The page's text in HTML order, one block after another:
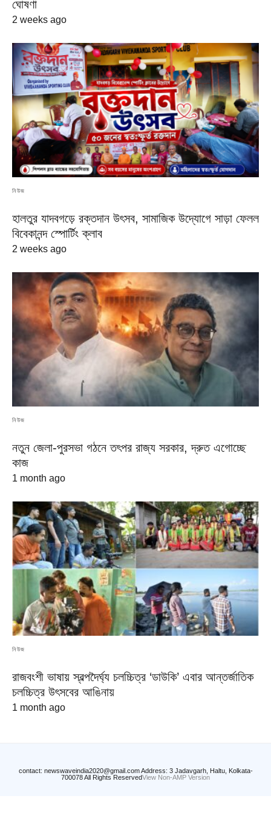
ঘোষণা
2 weeks ago
নিউজ
হালতুর যাদবগড়ে রক্তদান উৎসব, সামাজিক উদ্যোগে সাড়া ফেলল
বিবেকানন্দ স্পোর্টিং ক্লাব
2 weeks ago
নিউজ
নতুন জেলা-পুরসভা গঠনে তৎপর রাজ্য সরকার, দ্রুত এগোচ্ছে
কাজ
1 month ago
নিউজ
রাজবংশী ভাষায় স্বল্পদৈর্ঘ্য চলচ্চিত্র ‘ডাউকি’ এবার আন্তর্জাতিক
চলচ্চিত্র উৎসবের আঙিনায়
1 month ago
contact: newswaveindia2020@gmail.com Address: 3 Jadavgarh, Haltu, Kolkata-
700078 All Rights ReservedView Non-AMP Version